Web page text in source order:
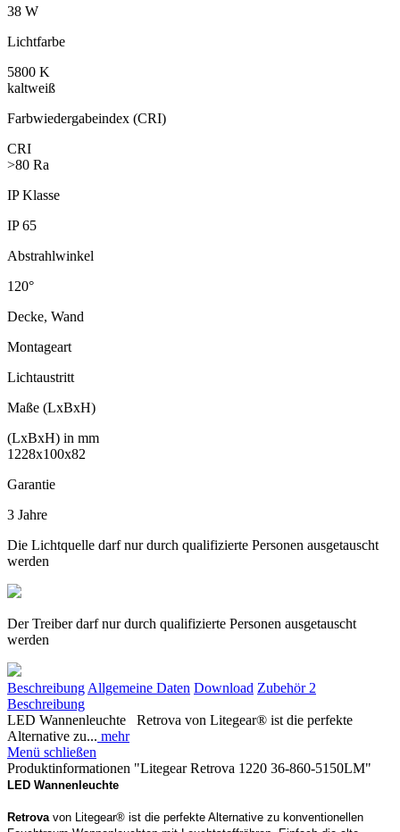
38 W
Lichtfarbe
5800 K
kaltweiß
Farbwieder­gabeindex (CRI)
CRI
>80 Ra
IP Klasse
IP 65
Abstrahl­winkel
120°
Decke, Wand
Montageart
Lichtaustritt
Maße (LxBxH)
(LxBxH) in mm
1228x100x82
Garantie
3 Jahre
Die Lichtquelle darf nur durch qualifizierte Personen ausgetauscht
werden
Der Treiber darf nur durch qualifizierte Personen ausgetauscht
werden
Beschreibung Allgemeine Daten Download Zubehör 2
Beschreibung
LED Wannenleuchte Retrova von Litegear® ist die perfekte
Alternative zu... mehr
Menü schließen
Produktinformationen "Litegear Retrova 1220 36-860-5150LM"
LED Wannenleuchte
Retrovavon Litegear® ist die perfekte Alternative zu konventionellen